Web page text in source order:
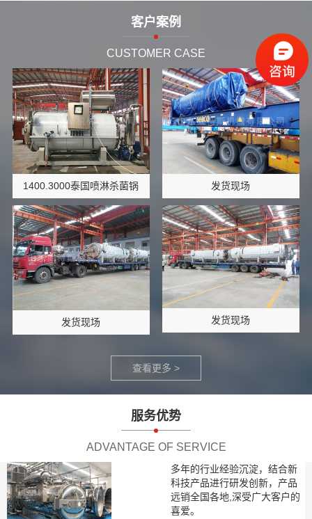
客户案例
CUSTOMER CASE
1400.3000泰国喷淋杀菌锅 发货现场
发货现场 发货现场
查看更多 >
服务优势
ADVANTAGE OF SERVICE
多年的行业经验沉淀，结合新
科技产品进行研发创新，产品
远销全国各地,深受广大客户的
喜爱。